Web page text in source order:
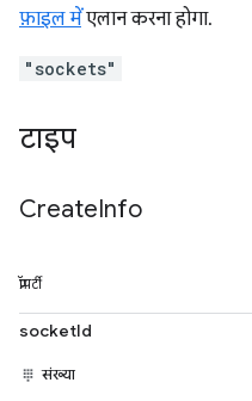
फ़ाइल मेंएलान करना होगा.
"sockets"
टाइप
CreateInfo
प्रॉपर्टी
socketId
संख्या